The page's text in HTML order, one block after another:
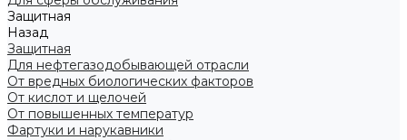
Защитная
Назад
Защитная
Для нефтегазодобывающей отрасли
От вредных биологических факторов
От кислот и щелочей
От повышенных температур
Фартуки и нарукавники